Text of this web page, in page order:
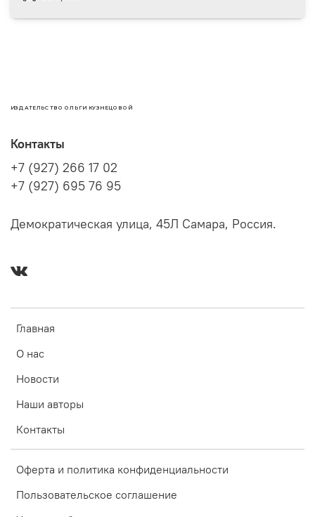
ИЗДАТЕЛЬСТВО ОЛЬГИ КУЗНЕЦОВОЙ
Главная
О нас
Новости
Наши авторы
Контакты
Оферта и политика конфиденциальности
Пользовательское соглашение
Контакты
+7 (927) 266 17 02
+7 (927) 695 76 95
Демократическая улица, 45Л Самара, Россия.